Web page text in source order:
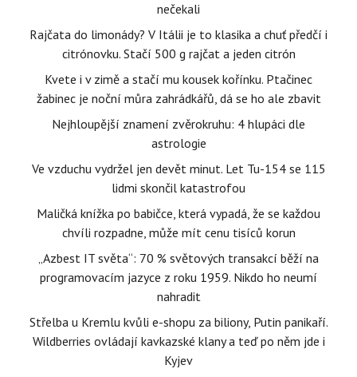
nečekali
Rajčata do limonády? V Itálii je to klasika a chuť předčí i
citrónovku. Stačí 500 g rajčat a jeden citrón
Kvete i v zimě a stačí mu kousek kořínku. Ptačinec
žabinec je noční můra zahrádkářů, dá se ho ale zbavit
Nejhloupější znamení zvěrokruhu: 4 hlupáci dle
astrologie
Ve vzduchu vydržel jen devět minut. Let Tu-154 se 115
lidmi skončil katastrofou
Maličká knížka po babičce, která vypadá, že se každou
chvíli rozpadne, může mít cenu tisíců korun
„Azbest IT světa“: 70 % světových transakcí běží na
programovacím jazyce z roku 1959. Nikdo ho neumí
nahradit
Střelba u Kremlu kvůli e-shopu za biliony, Putin panikaří.
Wildberries ovládají kavkazské klany a teď po něm jde i
Kyjev